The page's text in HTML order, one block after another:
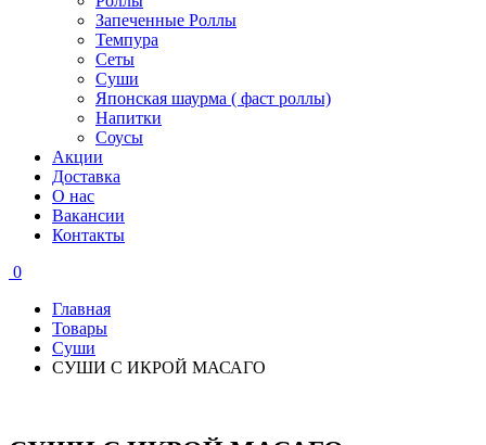
Запеченные Роллы
Темпура
Сеты
Суши
Японская шаурма ( фаст роллы)
Напитки
Соусы
Акции
Доставка
О нас
Вакансии
Контакты
0
Главная
Товары
Суши
СУШИ С ИКРОЙ МАСАГО